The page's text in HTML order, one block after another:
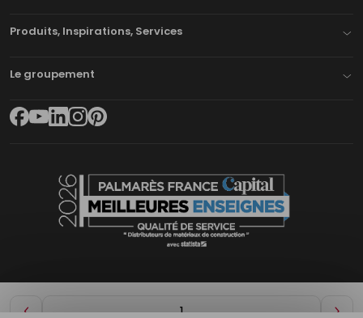
Produits, Inspirations, Services
Le groupement